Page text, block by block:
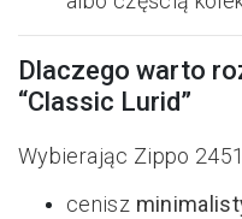
Dlaczego warto
“Classic Lurid”
Wybierając Zippo
cenisz